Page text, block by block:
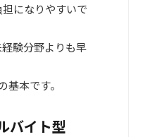
になりやすいで
験分野よりも早
本です。
バイト型